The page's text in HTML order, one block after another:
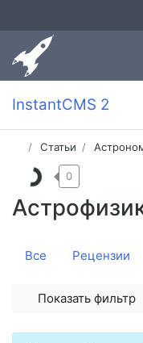
InstantCMS 2
Статьи
0
Все Рецензии
Показать фильтр